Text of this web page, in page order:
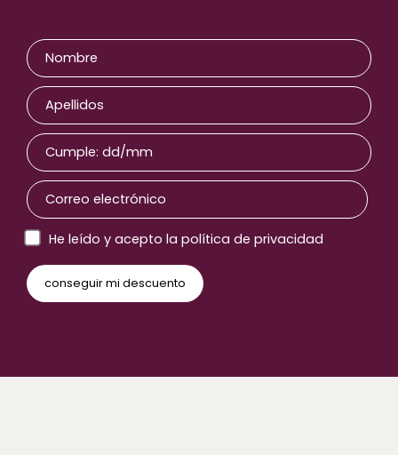
He leído y acepto la política de privacidad